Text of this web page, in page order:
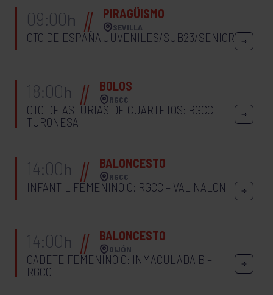
09:00h PIRAGÜISMO
SEVILLA
CTO DE ESPAÑA JUVENILES/SUB23/SENIOR
18:00h BOLOS
RGCC
CTO DE ASTURIAS DE CUARTETOS: RGCC –
TURONESA
14:00h BALONCESTO
RGCC
INFANTIL FEMENINO C: RGCC – VAL NALON
14:00h BALONCESTO
GIJÓN
CADETE FEMENINO C: INMACULADA B –
RGCC